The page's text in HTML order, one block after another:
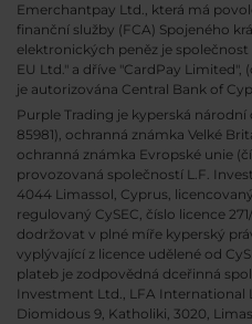
Emerchantpay Ltd., která má
finanční služby (FCA) Spojeného
elektronických peněz je
EU Ltd." a dříve "CardPay Limited",
je autorizována Central Bank of
Purple Trading je kyperská národní
85981), ochranná známka Velké
ochranná známka Evropské unie
provozovaná společností L.F.
4044 Limassol, Cyprus,
regulovaný CySEC, číslo licence
dodržovat v plné míře kyperský
vyplývající z licence udělené od
plateb je zodpovědná dceřinná
Investment Ltd., LFA International
Diomidous 9, Katholiki, 3020,